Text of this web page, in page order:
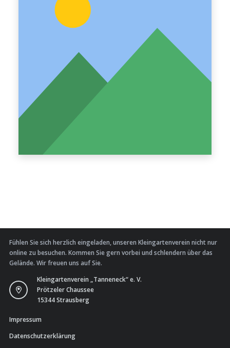
Fühlen Sie sich herzlich eingeladen, unseren Kleingartenverein nicht nur
online zu besuchen. Kommen Sie gern vorbei und schlendern über das
Gelände. Wir freuen uns auf Sie.
Kleingartenverein „Tanneneck“ e. V.
Prötzeler Chaussee
15344 Strausberg
Impressum
Datenschutzerklärung